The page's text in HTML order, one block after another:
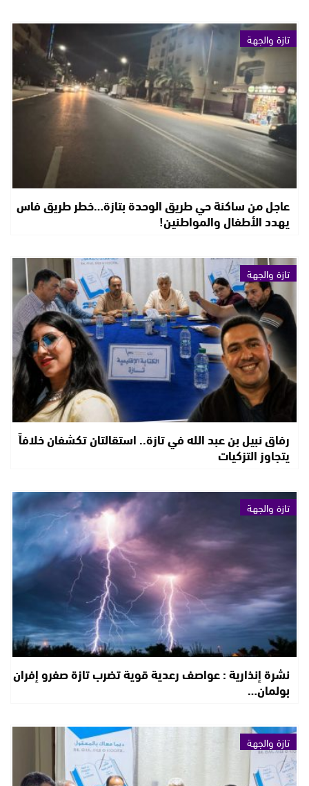
تازة والجهة
عاجل من ساكنة حي طريق الوحدة بتازة…خطر طريق فاس
يهدد الأطفال والمواطنين!
تازة والجهة
رفاق نبيل بن عبد الله في تازة.. استقالتان تكشفان خلافاً
يتجاوز التزكيات
تازة والجهة
نشرة إنذارية : عواصف رعدية قوية تضرب تازة صفرو إفران
بولمان…
تازة والجهة